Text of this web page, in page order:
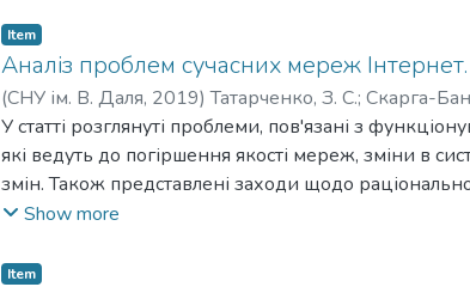
Item
Аналiз проблем сучасних мереж Інтернет.
(СНУ ім. В. Даля, 2019)Татарченко, З. С.; Скарга-
У статті розглянуті проблеми, пов'язані з
які ведуть до погіршення якості мереж, зміни в
змін. Також представлені заходи щодо
каркаса, рекомендовані дії для покращення/
мережі.
Show more
Item